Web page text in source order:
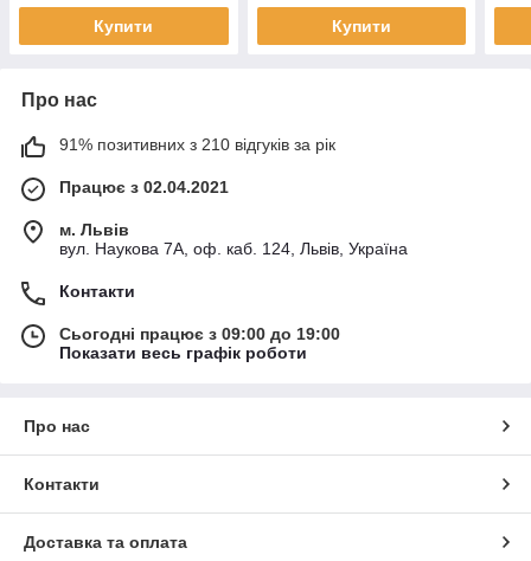
Купити Купити
Про нас
91% позитивних з 210 відгуків за рік
Працює з 02.04.2021
м. Львів
вул. Наукова 7А, оф. каб. 124, Львів, Україна
Контакти
Сьогодні працює з 09:00 до 19:00
Показати весь графік роботи
Про нас
Контакти
Доставка та оплата